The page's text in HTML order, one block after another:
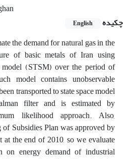
چکیده
English
the demand for natural gas in the
of basic metals of Iran using
model (STSM) over the period of
model contains unobservable
transported to state space model
filter and is estimated by
likelihood approach. Also,
of Subsidies Plan was approved by
the end of 2010, so we evaluate
energy demand of industrial